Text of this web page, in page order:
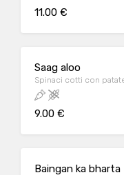
11.00 €
Saag aloo
Spinaci cotti con
9.00 €
Baingan ka bharta